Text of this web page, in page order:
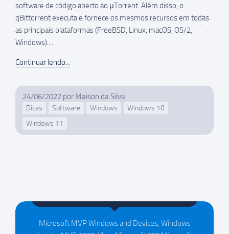
software de código aberto ao μTorrent. Além disso, o
qBittorrent executa e fornece os mesmos recursos em todas
as principais plataformas (FreeBSD, Linux, macOS, OS/2,
Windows)....
Continuar lendo...
24/06/2022 por Maison da Silva
Dicas Software Windows
Windows 10
Windows 11
Maison da Silva
Microsoft MVP Windows and Devices, Windows